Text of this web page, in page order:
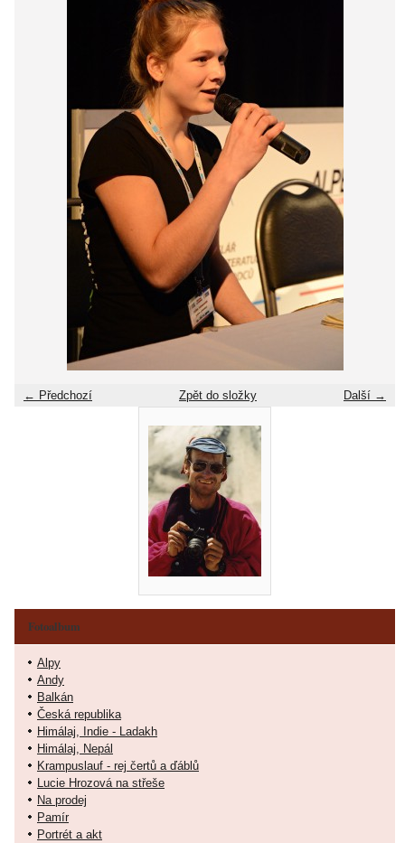
← Předchozí Další →
Zpět do složky
Fotoalbum
Alpy
Andy
Balkán
Česká republika
Himálaj, Indie - Ladakh
Himálaj, Nepál
Krampuslauf - rej čertů a ďáblů
Lucie Hrozová na střeše
Na prodej
Pamír
Portrét a akt